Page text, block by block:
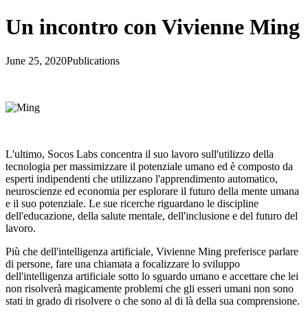
Un incontro con Vivienne Ming
June 25, 2020Publications
L'ultimo, Socos Labs concentra il suo lavoro sull'utilizzo della
tecnologia per massimizzare il potenziale umano ed è composto da
esperti indipendenti che utilizzano l'apprendimento automatico,
neuroscienze ed economia per esplorare il futuro della mente umana
e il suo potenziale. Le sue ricerche riguardano le discipline
dell'educazione, della salute mentale, dell'inclusione e del futuro del
lavoro.
Più che dell'intelligenza artificiale, Vivienne Ming preferisce parlare
di persone, fare una chiamata a focalizzare lo sviluppo
dell'intelligenza artificiale sotto lo sguardo umano e accettare che lei
non risolverà magicamente problemi che gli esseri umani non sono
stati in grado di risolvere o che sono al di là della sua comprensione.